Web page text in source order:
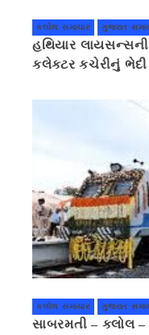
કલોલ સમાચાર ગુજરાત
હથિયાર
કલેક્ટર કચેરીનું
કલોલ સમાચાર ગુજરાત
સાબરમતી – કલોલ